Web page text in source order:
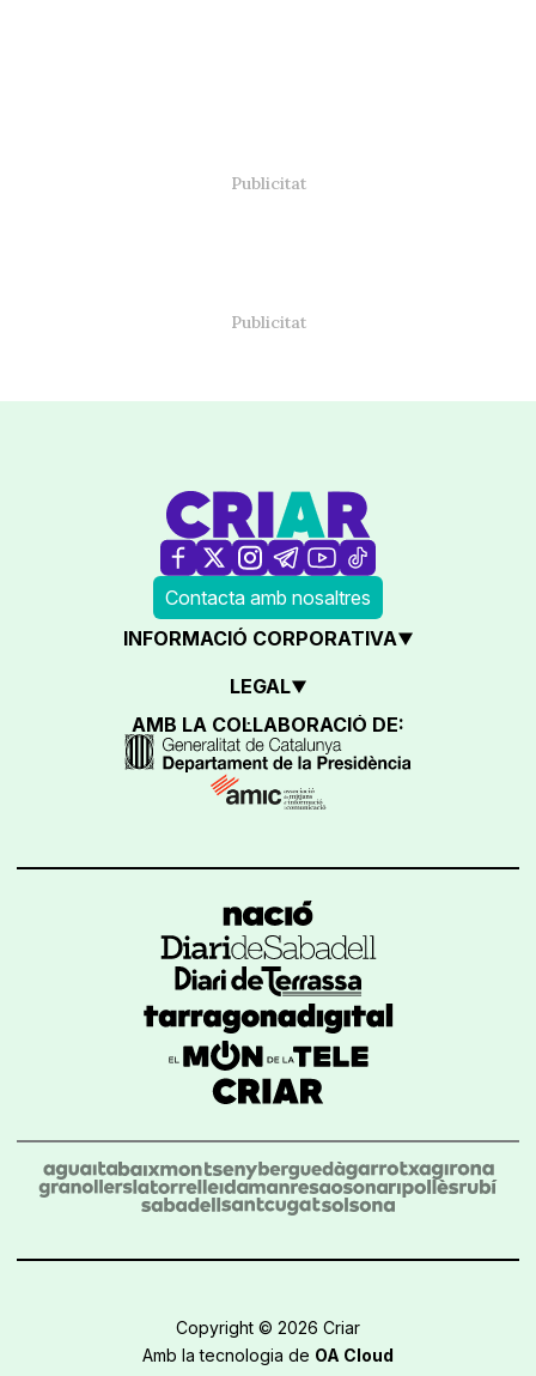
Contacta amb nosaltres
INFORMACIÓ CORPORATIVA
LEGAL
AMB LA COL·LABORACIÓ DE:
Copyright © 2026 Criar
Amb la tecnologia de OA Cloud